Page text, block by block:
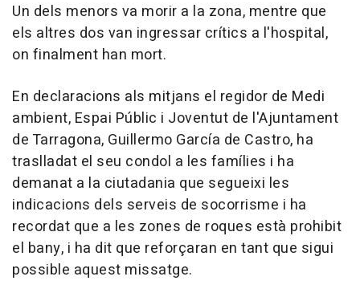
Un dels menors va morir a la zona, mentre que
els altres dos van ingressar crítics a l'hospital,
on finalment han mort.
En declaracions als mitjans el regidor de Medi
ambient, Espai Públic i Joventut de l'Ajuntament
de Tarragona, Guillermo García de Castro, ha
traslladat el seu condol a les famílies i ha
demanat a la ciutadania que segueixi les
indicacions dels serveis de socorrisme i ha
recordat que a les zones de roques està prohibit
el bany, i ha dit que reforçaran en tant que sigui
possible aquest missatge.